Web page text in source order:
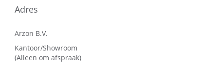
Adres
Arzon B.V.
Kantoor/Showroom
(Alleen om afspraak)